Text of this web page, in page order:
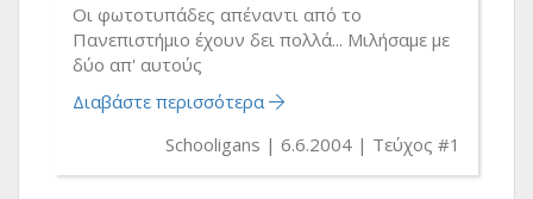
Oι φωτοτυπάδες απέναντι από το
Πανεπιστήμιο έχουν δει πολλά... Μιλήσαμε με
δύο απ' αυτούς
Διαβάστε περισσότερα
Schooligans
6.6.2004 Τεύχος #1